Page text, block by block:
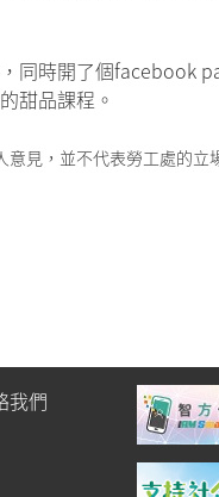
同時開了個facebook
甜品課程。
見，並不代表勞工處的
我們